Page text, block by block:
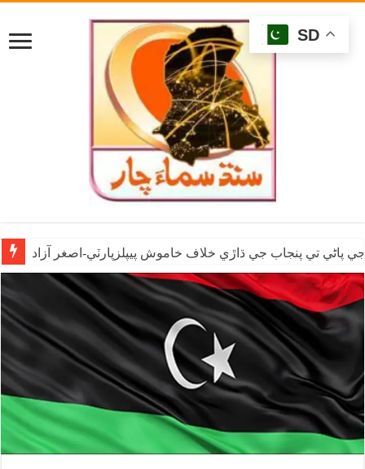
پاڻي تي پنجاب جي ڌاڙي خلاف خاموش پيپلزپارٽي-اصغر آزاد
SD